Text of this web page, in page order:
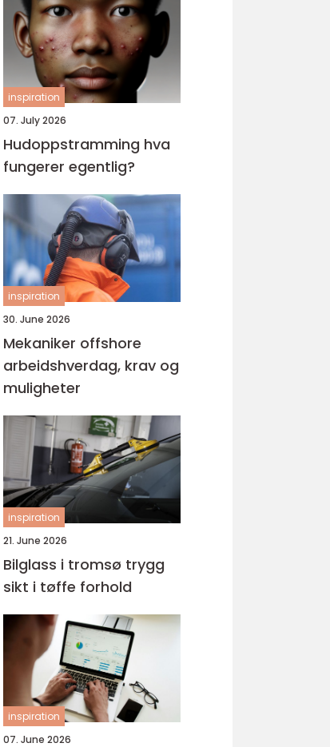
inspiration
07. July 2026
Hudoppstramming hva
fungerer egentlig?
inspiration
30. June 2026
Mekaniker offshore
arbeidshverdag, krav og
muligheter
inspiration
21. June 2026
Bilglass i tromsø trygg
sikt i tøffe forhold
inspiration
07. June 2026